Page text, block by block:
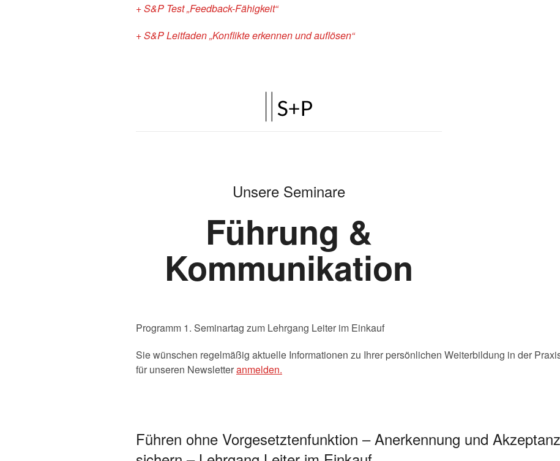
+ S&P Test „Feedback-Fähigkeit“
+ S&P Leitfaden „Konflikte erkennen und auflösen“
Programm 1. Seminartag zum Lehrgang Leiter im Einkauf
Sie wünschen regelmäßig aktuelle Informationen zu Ihrer persönlichen Weiterbildung in der
für unseren Newsletteranmelden.
Führen ohne Vorgesetztenfunktion – Anerkennung und